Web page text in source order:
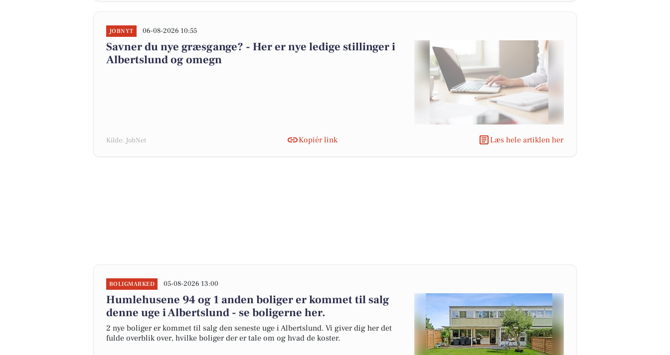
JOBNYT 06-08-2026 10:55
Savner du nye græsgange? - Her er nye ledige stillinger i
Albertslund og omegn
Kilde: JobNet Kopiér link Læs hele artiklen her
BOLIGMARKED 05-08-2026 13:00
Humlehusene 94 og 1 anden boliger er kommet til salg
denne uge i Albertslund - se boligerne her.
2 nye boliger er kommet til salg den seneste uge i Albertslund. Vi giver dig her det
fulde overblik over, hvilke boliger der er tale om og hvad de koster.